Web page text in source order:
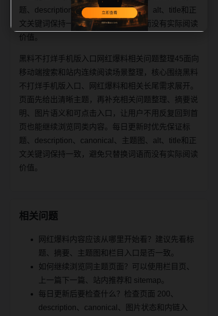
题、description、canonical、主题图、alt、title和正
文关键词保持一致，避免只替换词语而没有实际阅读
价值。
黑料不打烊手机版入口网红爆料相关问题整理45面向
移动端搜索和站内连续阅读场景整理，核心围绕黑料
不打烊手机版入口、网红爆料和相关长尾需求展开。
页面先给出清晰主题，再补充相关问题整理、摘要说
明、图片语义和可点击入口，让用户不用反复回到首
页也能继续浏览同类内容。每日更新时优先保证标
题、description、canonical、主题图、alt、title和正
文关键词保持一致，避免只替换词语而没有实际阅读
价值。
相关问题
网红爆料内容应该从哪里开始看？建议先看标
题、摘要、主题图和栏目入口是否一致。
如何继续浏览同主题页面？可以使用栏目页、
上一篇下一篇、站内推荐和 sitemap。
每日更新后要检查什么？检查页面 200、
description、canonical、图片状态和内链入